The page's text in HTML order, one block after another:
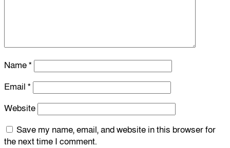
Name*
Email *
Website
Save my name, email, and website in this browser for
the next time I comment.